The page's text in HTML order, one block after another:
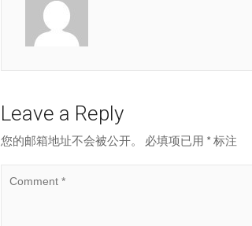
Leave a Reply
您的邮箱地址不会被公开。 必填项已用 *标注